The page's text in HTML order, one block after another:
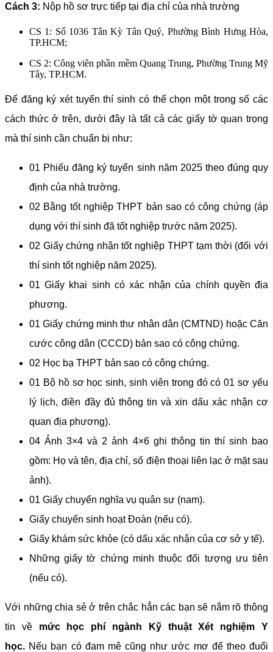
Cách 3: Nộp hồ sơ trực tiếp tại địa chỉ của nhà trường
CS 1: Số 1036 Tân Kỳ Tân Quý, Phường Bình Hưng Hòa,
TP.HCM;
CS 2: Công viên phần mềm Quang Trung, Phường Trung Mỹ
Tây, TP.HCM.
Để đăng ký xét tuyển thí sinh có thể chọn một trong số các
cách thức ở trên, dưới đây là tất cả các giấy tờ quan trọng
mà thí sinh cần chuẩn bị như:
01 Phiếu đăng ký tuyển sinh năm 2025 theo đúng quy
định của nhà trường.
02 Bằng tốt nghiệp THPT bản sao có công chứng (áp
dụng với thí sinh đã tốt nghiệp trước năm 2025).
02 Giấy chứng nhận tốt nghiệp THPT tạm thời (đối với
thí sinh tốt nghiệp năm 2025).
01 Giấy khai sinh có xác nhận của chính quyền địa
phương.
01 Giấy chứng minh thư nhân dân (CMTND) hoặc Căn
cước công dân (CCCD) bản sao có công chứng.
02 Học bạ THPT bản sao có công chứng.
01 Bộ hồ sơ học sinh, sinh viên trong đó có 01 sơ yếu
lý lịch, điền đầy đủ thông tin và xin dấu xác nhận cơ
quan địa phương).
04 Ảnh 3×4 và 2 ảnh 4×6 ghi thông tin thí sinh bao
gồm: Họ và tên, địa chỉ, số điện thoại liên lạc ở mặt sau
ảnh).
01 Giấy chuyển nghĩa vụ quân sự (nam).
Giấy chuyển sinh hoạt Đoàn (nếu có).
Giấy khám sức khỏe (có dấu xác nhận của cơ sở y tế).
Những giấy tờ chứng minh thuộc đối tượng ưu tiên
(nếu có).
Với những chia sẻ ở trên chắc hẳn các bạn sẽ nắm rõ thông
tin về mức học phí ngành Kỹ thuật Xét nghiệm Y
học. Nếu bạn có đam mê cũng như ước mơ để theo đuổi